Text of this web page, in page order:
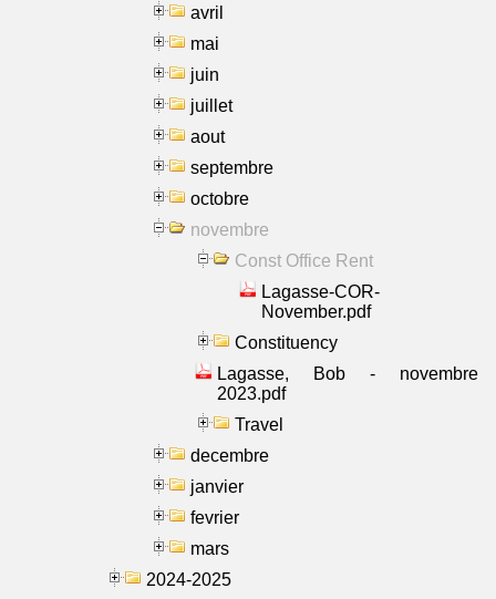
avril
mai
juin
juillet
aout
septembre
octobre
novembre
Const Office Rent
Lagasse-COR-
November.pdf
Constituency
Lagasse, Bob - novembre
2023.pdf
Travel
decembre
janvier
fevrier
mars
2024-2025